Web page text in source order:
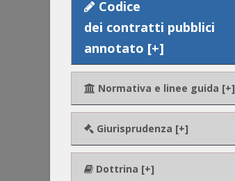
Codice
dei contratti pubblici
annotato [+]
Normativa e linee guida [+]
Giurisprudenza [+]
Dottrina [+]